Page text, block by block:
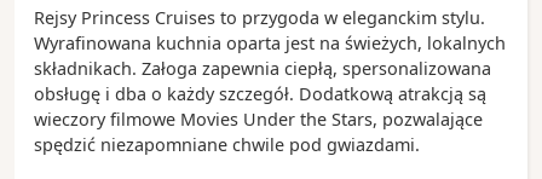
Rejsy Princess Cruises to przygoda w eleganckim stylu.
Wyrafinowana kuchnia oparta jest na świeżych, lokalnych
składnikach. Załoga zapewnia ciepłą, spersonalizowana
obsługę i dba o każdy szczegół. Dodatkową atrakcją są
wieczory filmowe Movies Under the Stars, pozwalające
spędzić niezapomniane chwile pod gwiazdami.